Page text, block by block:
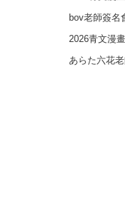
的吧 成人漫
bov老師簽名
2026青文漫
給你歡樂療
あらた六花